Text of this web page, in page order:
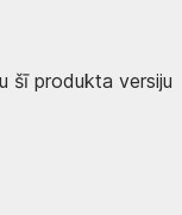
šī produkta versiju